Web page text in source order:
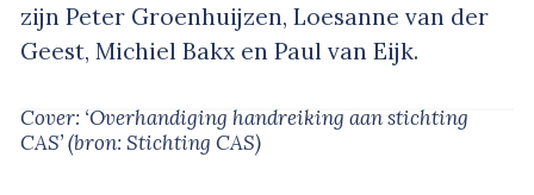
zijn Peter Groenhuijzen, Loesanne van der
Geest, Michiel Bakx en Paul van Eijk.
Cover: ‘Overhandiging handreiking aan stichting
CAS’(bron: Stichting CAS)